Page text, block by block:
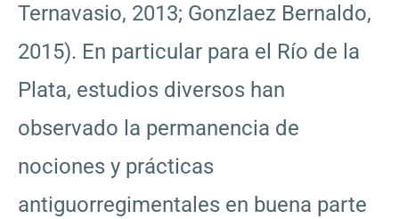
Ternavasio, 2013; Gonzlaez Bernaldo,
2015). En particular para el Río de la
Plata, estudios diversos han
observado la permanencia de
nociones y prácticas
antiguorregimentales en buena parte